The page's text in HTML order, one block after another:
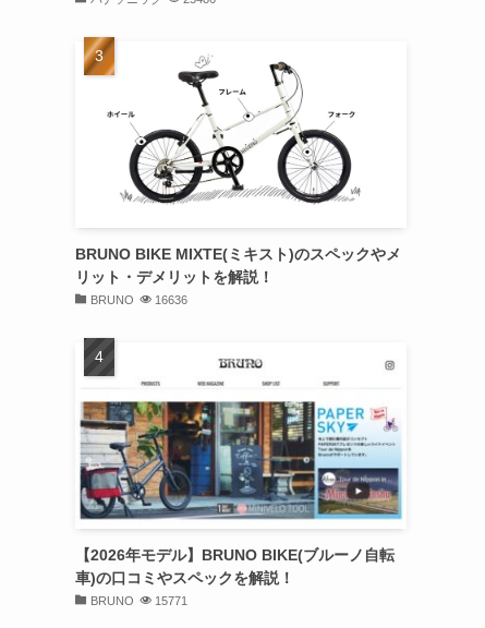
BRUNO BIKE MIXTE(ミキスト)のスペックやメ
リット・デメリットを解説！
BRUNO 16636
【2026年モデル】BRUNO BIKE(ブルーノ自転
車)の口コミやスペックを解説！
BRUNO 15771